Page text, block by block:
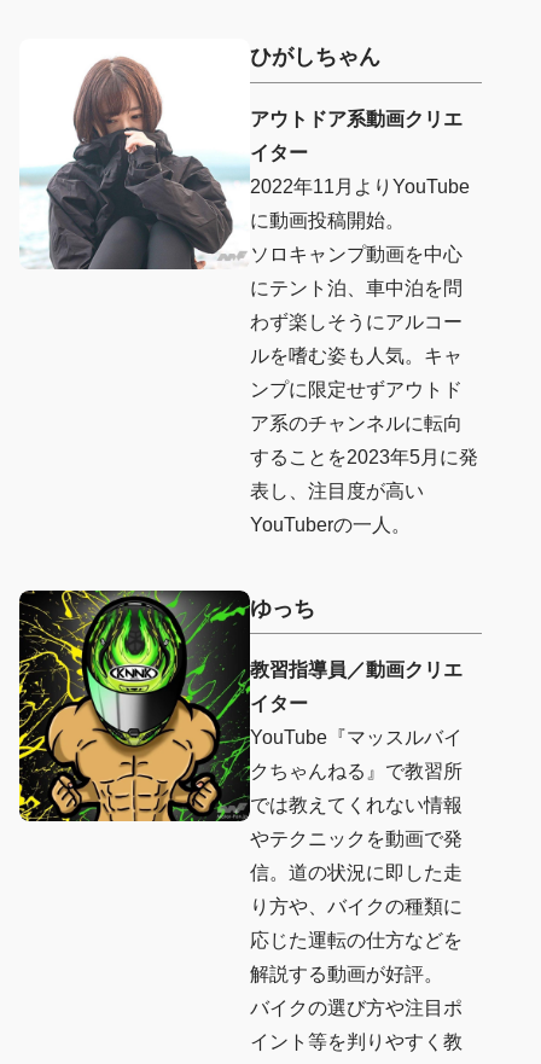
ひがしちゃん
アウトドア系動画クリエ
イター
2022年11月よりYouTube
に動画投稿開始。
ソロキャンプ動画を中心
にテント泊、車中泊を問
わず楽しそうにアルコー
ルを嗜む姿も人気。キャ
ンプに限定せずアウトド
ア系のチャンネルに転向
することを2023年5月に発
表し、注目度が高い
YouTuberの一人。
ゆっち
教習指導員／動画クリエ
イター
YouTube『マッスルバイ
クちゃんねる』で教習所
では教えてくれない情報
やテクニックを動画で発
信。道の状況に即した走
り方や、バイクの種類に
応じた運転の仕方などを
解説する動画が好評。
バイクの選び方や注目ポ
イント等を判りやすく教